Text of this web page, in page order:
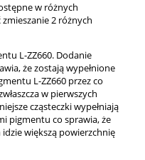
w różnych
2 różnych
L-ZZ660. Dodanie
że zostają wypełnione
L-ZZ660 przez co
w pierwszych
cząsteczki wypełniają
pigmentu co sprawia, że
większą powierzchnię